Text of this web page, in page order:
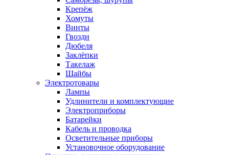
Крепёж
Хомуты
Винты
Гвозди
Дюбеля
Заклёпки
Такелаж
Шайбы
Электротовары
Лампы
Удлинители и комплектующие
Электроприборы
Батарейки
Кабель и проводка
Осветительные приборы
Установочное оборудование